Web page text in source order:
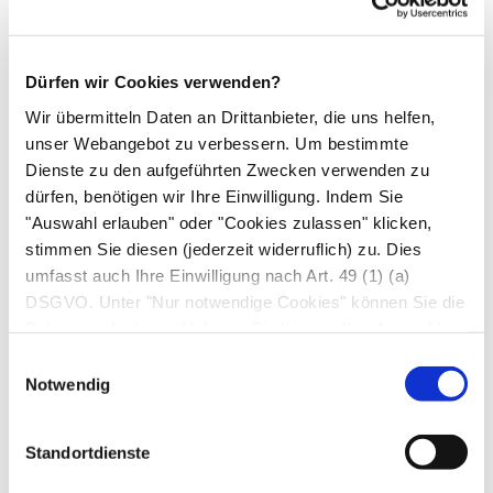
Dürfen wir Cookies verwenden?
Wir übermitteln Daten an Drittanbieter, die uns helfen,
unser Webangebot zu verbessern. Um bestimmte
Dienste zu den aufgeführten Zwecken verwenden zu
dürfen, benötigen wir Ihre Einwilligung. Indem Sie
"Auswahl erlauben" oder "Cookies zulassen" klicken,
stimmen Sie diesen (jederzeit widerruflich) zu. Dies
umfasst auch Ihre Einwilligung nach Art. 49 (1) (a)
DSGVO. Unter "Nur notwendige Cookies" können Sie die
Notwendig
Standortdienste
(einschließlich Stevens-Johnson
Syndrom, toxisch epidermale Nekrolyse
und Erythema multiforme), Schwellung
von Haut oder Schleimhäuten durch
Flüssigkeitsansammlung im Gewebe
(Angioödem), Nesselsucht, Juckreiz
Harnverhalt
Müdigkeit
Wenn Sie Nebenwirkungen bemerken, wenden
auch für Nebenwirkungen, die nicht angegeben